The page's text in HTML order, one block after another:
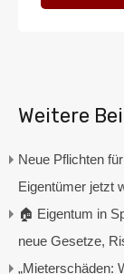
Weitere
Neue Pflichten
Eigentümer jetzt
🏠 Eigentum in
neue Gesetze,
„Mieterschäden: